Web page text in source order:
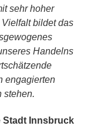
sehr hoher
bildet das
Handelns
engagierten
stehen.
Stadt Innsbruck